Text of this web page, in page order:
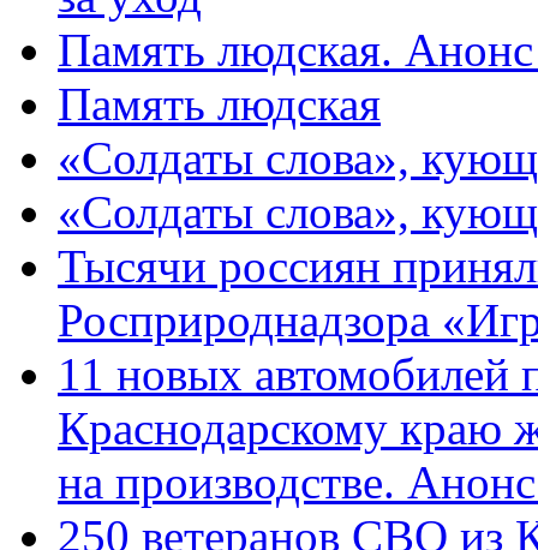
Память людская.
Память людская
«Солдаты слова»,
«Солдаты слова»,
Тысячи россиян
Росприроднадзора
11 новых автомобилей
Краснодарскому краю
на производстве.
250 ветеранов СВО из